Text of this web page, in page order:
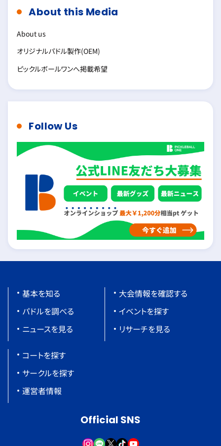
About this Media
About us
オリジナルパドル製作(OEM)
ピックルボールワンへ掲載希望
Follow Us
基本を知る
パドルを調べる
ニュースを見る
大会情報を確認する
イベントを探す
リサーチを見る
コートを探す
サークルを探す
運営者情報
Official SNS